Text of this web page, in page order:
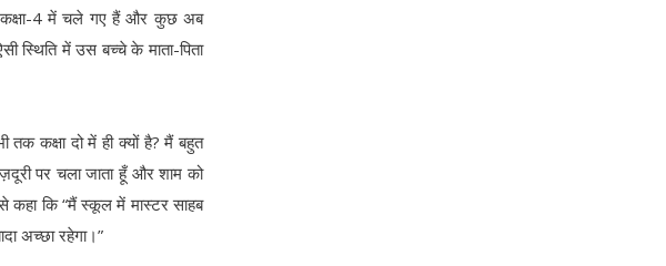
कक्षा-4 में चले गए हैं और कुछ अब
स्थिति में उस बच्चे के माता-पिता
कक्षा दो में ही क्यों है? मैं बहुत
पर चला जाता हूँ और शाम को
कहा कि “मैं स्कूल में मास्टर साहब
अच्छा रहेगा।”